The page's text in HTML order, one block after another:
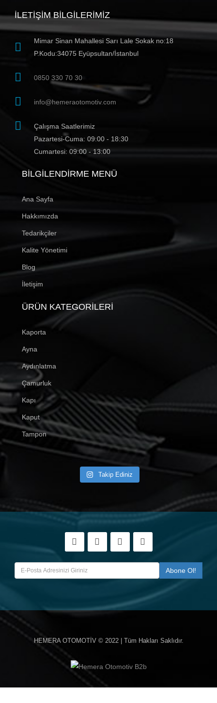
İLETIŞIM BILGILERIMIZ
Mimar Sinan Mahallesi Sarı Lale Sokak no:18
P.Kodu:34075 Eyüpsultan/İstanbul
0850 330 70 30
info@hemeraotomotiv.com
Çalışma Saatlerimiz
Pazartesi-Cuma: 09:00 - 18:30
Cumartesi: 09:00 - 13:00
BILGILENDIRME MENÜ
Ana Sayfa
Hakkımızda
Tedarikçiler
Kalite Yönetimi
Blog
İletişim
ÜRÜN KATEGORILERI
Kaporta
Ayna
Aydınlatma
Çamurluk
Kapı
Kaput
Tampon
Takip Ediniz
HEMERA OTOMOTİV© 2022 | Tüm Hakları Saklıdır.